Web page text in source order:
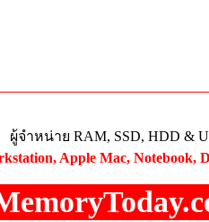
ผู้จำหน่าย RAM, SSD, HDD &
Apple Mac, Notebook,